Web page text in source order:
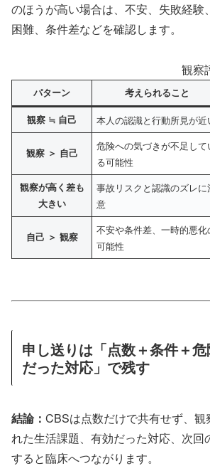
のほうが高い場合は、不安、失敗経験
困難、条件差などを確認します。
観察
パターン 考えられること
観察 ≒ 自己 本人の認識と行動所見が近
観察 ＞ 自己
危険への気づきが不足して
る可能性
観察が高く差も
大きい
事故リスクと認識のズレに
意
自己 ＞ 観察
不安や条件差、一時的悪化
可能性
申し送りは「点数＋条件＋
だった対応」で残す
結論： CBSは点数だけで共有せず、
れた生活課題、有効だった対応、次回
すると臨床へつながります。